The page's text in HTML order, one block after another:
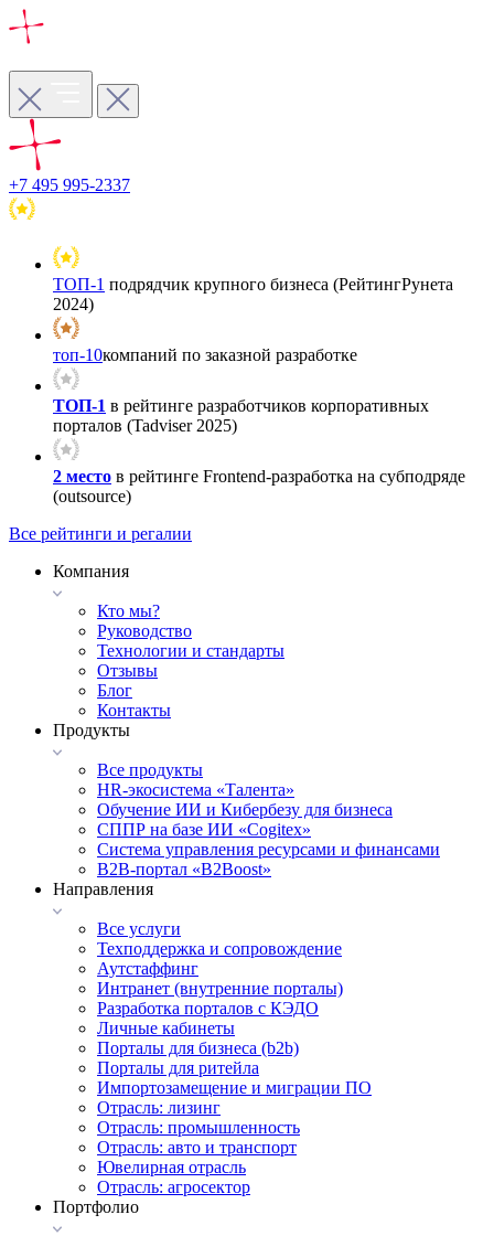
+7 495 995-2337
ТОП-1 подрядчик крупного бизнеса (РейтингРунета
2024)
топ-10компаний по заказной разработке
ТОП-1 в рейтинге разработчиков корпоративных
порталов (Tadviser 2025)
2 место в рейтинге Frontend-разработка на субподряде
(outsource)
Все рейтинги и регалии
Компания
Кто мы?
Руководство
Технологии и стандарты
Отзывы
Блог
Контакты
Продукты
Все продукты
HR-экосистема «Талента»
Обучение ИИ и Кибербезу для бизнеса
СППР на базе ИИ «Cogitex»
Система управления ресурсами и финансами
B2B-портал «B2Boost»
Направления
Все услуги
Техподдержка и сопровождение
Аутстаффинг
Интранет (внутренние порталы)
Разработка порталов с КЭДО
Личные кабинеты
Порталы для бизнеса (b2b)
Порталы для ритейла
Импортозамещение и миграции ПО
Отрасль: лизинг
Отрасль: промышленность
Отрасль: авто и транспорт
Ювелирная отрасль
Отрасль: агросектор
Портфолио